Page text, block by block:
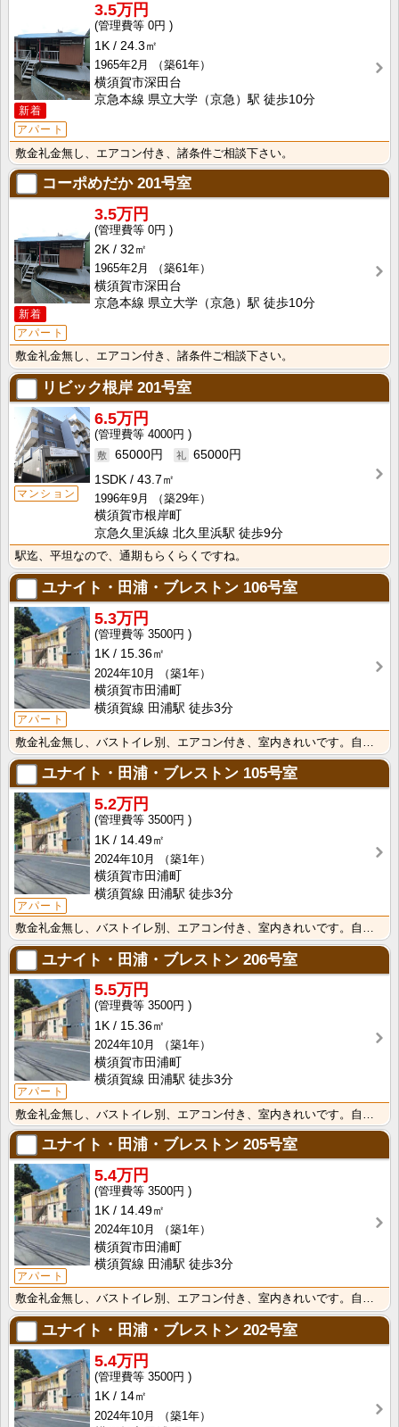
新着
アパート
3.5万円
0円
1K
24.3㎡
1965年2月
（築61年）
横須賀市深田台
京急本線 県立大学（京急）駅 徒歩10分
敷金礼金無し、エアコン付き、諸条件ご相談下さい。
コーポめだか201号室
新着
アパート
3.5万円
0円
2K
32㎡
1965年2月
（築61年）
横須賀市深田台
京急本線 県立大学（京急）駅 徒歩10分
敷金礼金無し、エアコン付き、諸条件ご相談下さい。
リビック根岸 201号室
マンション
6.5万円
4000円
65000円
65000円
1SDK
43.7㎡
1996年9月
（築29年）
横須賀市根岸町
京急久里浜線 北久里浜駅 徒歩9分
駅迄、平坦なので、通期もらくらくですね。
ユナイト・田浦・ブレストン 106号室
アパート
5.3万円
3500円
1K
15.36㎡
2024年10月
（築1年）
横須賀市田浦町
横須賀線 田浦駅 徒歩3分
ユナイト・田浦・ブレストン 105号室
アパート
5.2万円
3500円
1K
14.49㎡
2024年10月
（築1年）
横須賀市田浦町
横須賀線 田浦駅 徒歩3分
ユナイト・田浦・ブレストン 206号室
アパート
5.5万円
3500円
1K
15.36㎡
2024年10月
（築1年）
横須賀市田浦町
横須賀線 田浦駅 徒歩3分
ユナイト・田浦・ブレストン 205号室
アパート
5.4万円
3500円
1K
14.49㎡
2024年10月
（築1年）
横須賀市田浦町
横須賀線 田浦駅 徒歩3分
敷金礼金無し、バストイレ別、エアコン付き、室内きれいです。自衛隊さんに是非
ユナイト・田浦・ブレストン 202号室
5.4万円
3500円
1K
14㎡
2024年10月
（築1年）